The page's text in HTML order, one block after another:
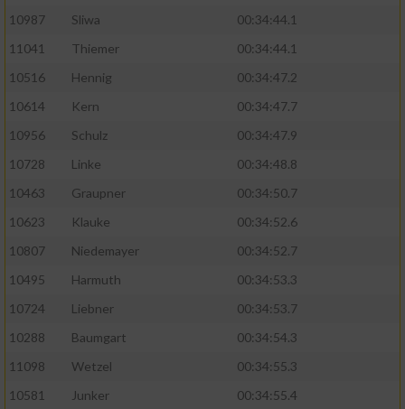
10987 Sliwa
00:34:44.1
11041
Thiemer
00:34:44.1
10516
Hennig
00:34:47.2
10614
Kern
00:34:47.7
10956
Schulz
00:34:47.9
10728
Linke
00:34:48.8
10463
Graupner
00:34:50.7
10623
Klauke
00:34:52.6
10807
Niedemayer
00:34:52.7
10495
Harmuth
00:34:53.3
10724
Liebner
00:34:53.7
10288
Baumgart
00:34:54.3
11098
Wetzel
00:34:55.3
10581
Junker
00:34:55.4